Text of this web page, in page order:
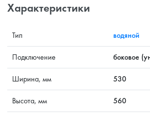
Характеристики
Тип водяной
Подключение боковое
Ширина, мм 530
Высота, мм 560